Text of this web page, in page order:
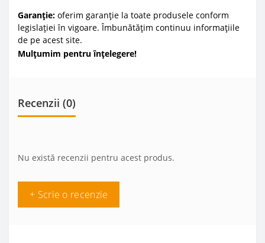
Garanție: oferim garanție la toate produsele conform
legislației în vigoare. Îmbunătățim continuu informațiile
de pe acest site.
Mulțumim pentru înțelegere!
Recenzii (0)
Nu există recenzii pentru acest produs.
+ Scrie o recenzie